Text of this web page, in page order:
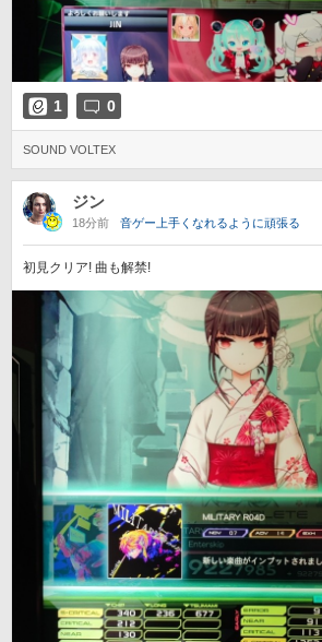
1 0
SOUND VOLTEX
ジン
18分前 音ゲー上手くなれるように頑張る
初見クリア! 曲も解禁!